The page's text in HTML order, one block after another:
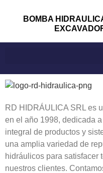
BOMBA
RD HIDRÁULICA SRL es
en el año 1998, dedicada
integral de productos y
una amplia variedad de
hidráulicos para satisfacer
nuestros clientes.